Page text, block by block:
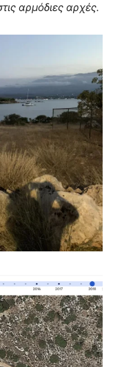
αρμόδιες αρχές.